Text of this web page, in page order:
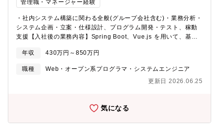
管理職・マネージャー経験
・社内システム構築に関わる全般(グループ会社含む)・業務分析・
システム企画・立案・仕様設計、プログラム開発・テスト、稼動
支援【入社後の業務内容】Spring Boot、Vue.js を用いて、基幹
（ASP、ASP.NET、Access）の改修を行なって頂きます。
年収 430万円～850万円
職種
Web・オープン系プログラマ・システムエンジニア
更新日 2026.06.25
気になる